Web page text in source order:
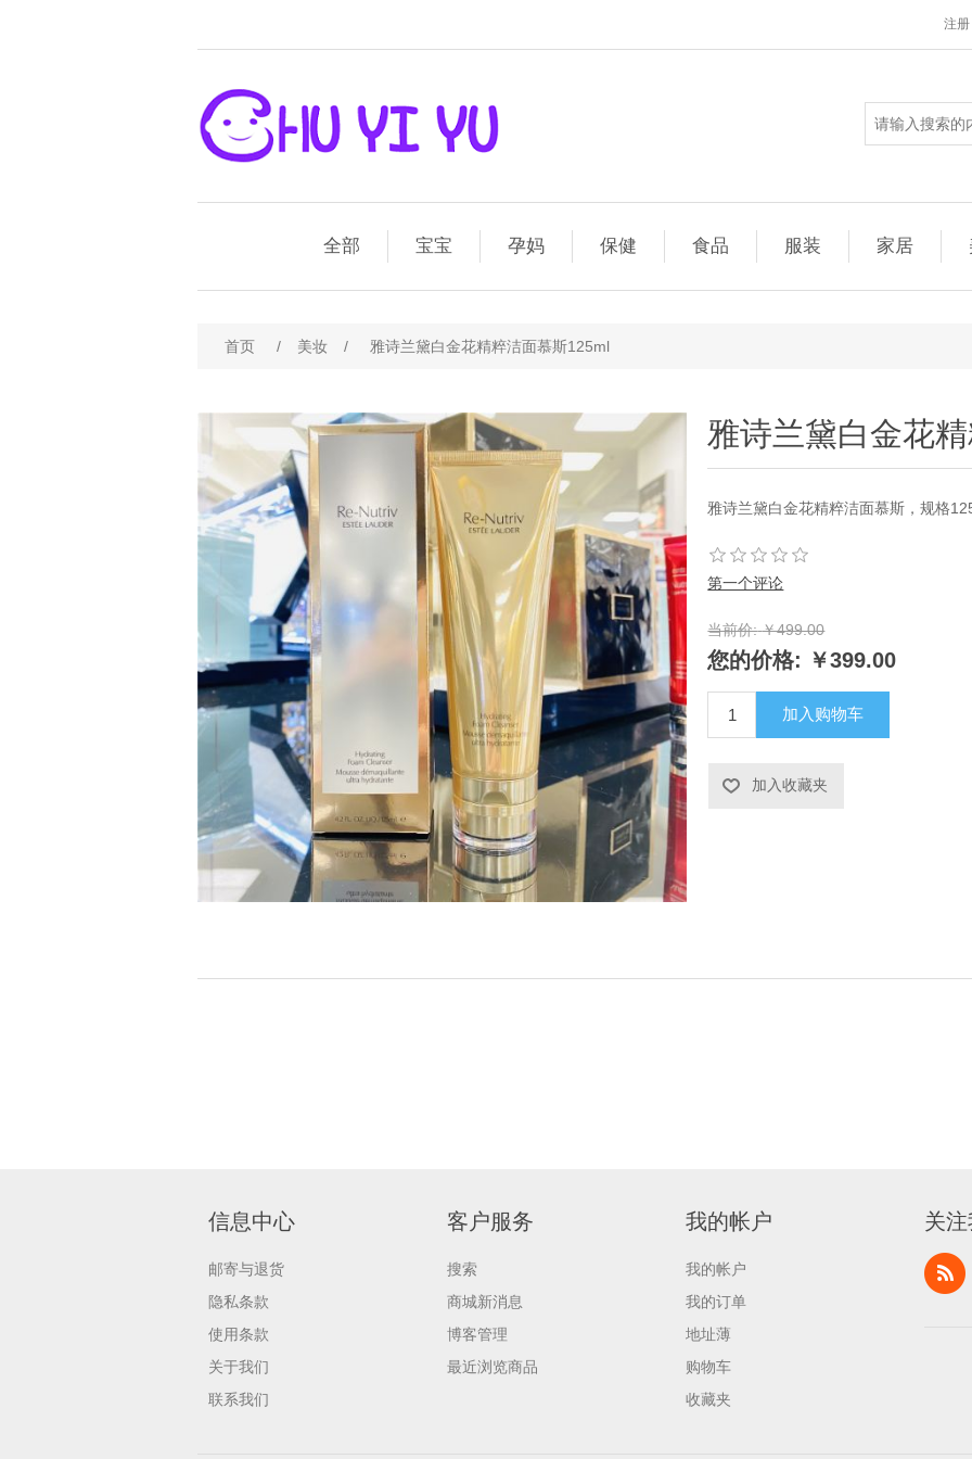
注册
全部 宝宝 孕妈 保健 食品 服装 家居
首页 / 美妆 / 雅诗兰黛白金花精粹洁面慕斯125ml
雅诗兰黛白金花
雅诗兰黛白金花精粹洁面慕斯，规格
第一个评论
当前价: ￥499.00
您的价格: ￥399.00
加入购物车
加入收藏夹
信息中心
邮寄与退货
隐私条款
使用条款
关于我们
联系我们
客户服务
搜索
商城新消息
博客管理
最近浏览商品
我的帐户
我的帐户
我的订单
地址薄
购物车
收藏夹
关